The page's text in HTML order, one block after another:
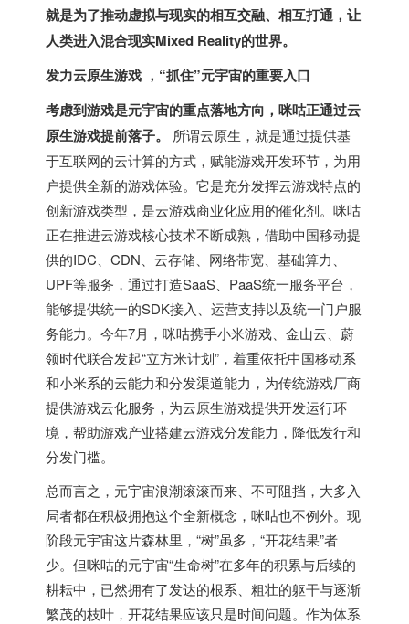
就是为了推动虚拟与现实的相互交融、相互打通，让
人类进入混合现实Mixed Reality的世界。
发力云原生游戏 ，“抓住”元宇宙的重要入口
考虑到游戏是元宇宙的重点落地方向，咪咕正通过云
原生游戏提前落子。
所谓云原生，就是通过提供基
于互联网的云计算的方式，赋能游戏开发环节，为用
户提供全新的游戏体验。它是充分发挥云游戏特点的
创新游戏类型，是云游戏商业化应用的催化剂。咪咕
正在推进云游戏核心技术不断成熟，借助中国移动提
供的IDC、CDN、云存储、网络带宽、基础算力、
UPF等服务，通过打造SaaS、PaaS统一服务平台，
能够提供统一的SDK接入、运营支持以及统一门户服
务能力。今年7月，咪咕携手小米游戏、金山云、蔚
领时代联合发起“立方米计划”，着重依托中国移动系
和小米系的云能力和分发渠道能力，为传统游戏厂商
提供游戏云化服务，为云原生游戏提供开发运行环
境，帮助游戏产业搭建云游戏分发能力，降低发行和
分发门槛。
总而言之，元宇宙浪潮滚滚而来、不可阻挡，大多入
局者都在积极拥抱这个全新概念，咪咕也不例外。现
阶段元宇宙这片森林里，“树”虽多，“开花结果”者
少。但咪咕的元宇宙“生命树”在多年的积累与后续的
耕耘中，已然拥有了发达的根系、粗壮的躯干与逐渐
繁茂的枝叶，开花结果应该只是时间问题。作为体系